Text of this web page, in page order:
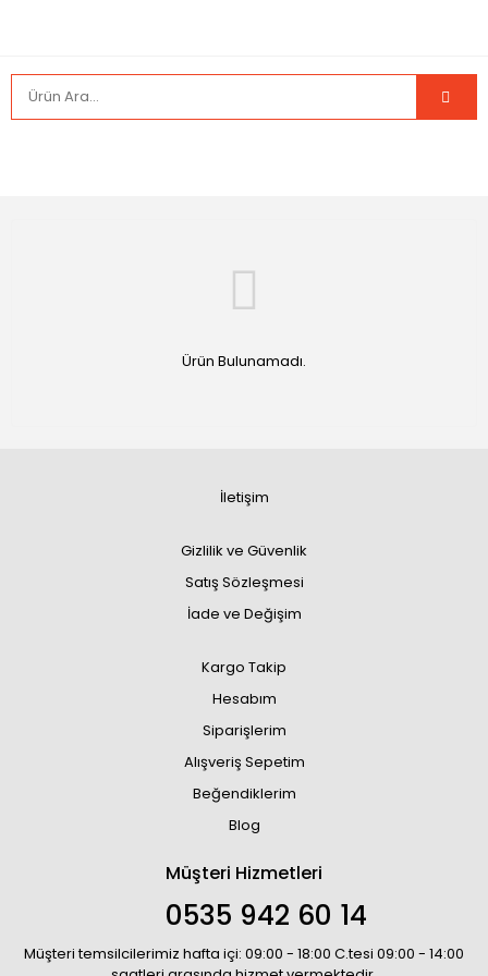
Ürün Bulunamadı.
İletişim
Gizlilik ve Güvenlik
Satış Sözleşmesi
İade ve Değişim
Kargo Takip
Hesabım
Siparişlerim
Alışveriş Sepetim
Beğendiklerim
Blog
Müşteri Hizmetleri
0535 942 60 14
Müşteri temsilcilerimiz hafta içi: 09:00 - 18:00 C.tesi 09:00 - 14:00